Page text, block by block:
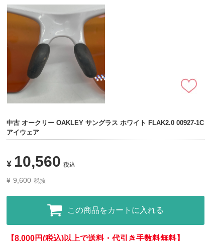
中古 オークリー OAKLEY サングラス ホワイト FLAK2.0 00927-1C
アイウェア
¥ 10,560 税込
¥ 9,600 税抜
この商品をカートに入れる
【8,000円(税込)以上で送料・代引き手数料無料】